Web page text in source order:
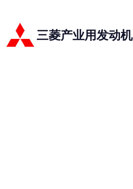
三菱产业用发动机